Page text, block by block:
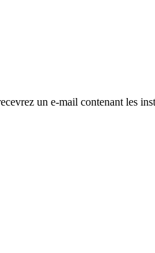
un e-mail contenant les